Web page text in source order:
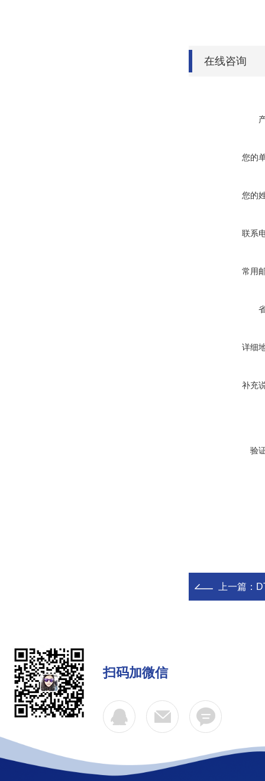
在线咨询
您的
您的
联系
常用
详细
补充
验
上一篇：
扫码加微信